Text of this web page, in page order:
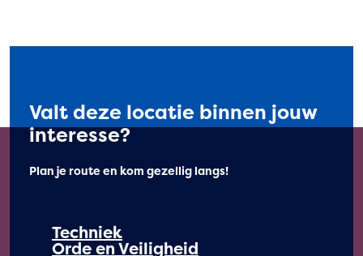
Valt deze locatie binnen jouw
interesse?
Plan je route en kom gezellig langs!
Techniek
Orde en Veiligheid